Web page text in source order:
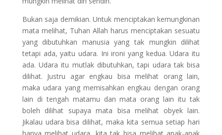
Bukan saja demikian. Untuk menciptakan kemungkinan
mata melihat, Tuhan Allah harus menciptakan sesuatu
yang dibutuhkan manusia yang tak mungkin dilihat
tetapi ada, yaitu udara. Ini ironi yang kedua. Udara itu
ada. Udara itu mutlak dibutuhkan, tapi udara tak bisa
dilihat. Justru agar engkau bisa melihat orang lain,
maka udara yang memisahkan engkau dengan orang
lain di tengah matamu dan mata orang lain itu tak
boleh dilihat supaya mata bisa melihat obyek lain.
Jikalau udara bisa dilihat, maka kita semua setiap hari